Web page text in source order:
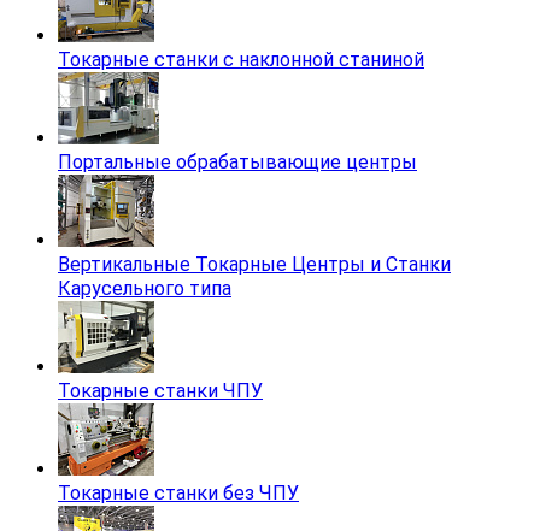
Токарные станки с наклонной станиной
Портальные обрабатывающие центры
Вертикальные Токарные Центры и Станки
Карусельного типа
Токарные станки ЧПУ
Токарные станки без ЧПУ